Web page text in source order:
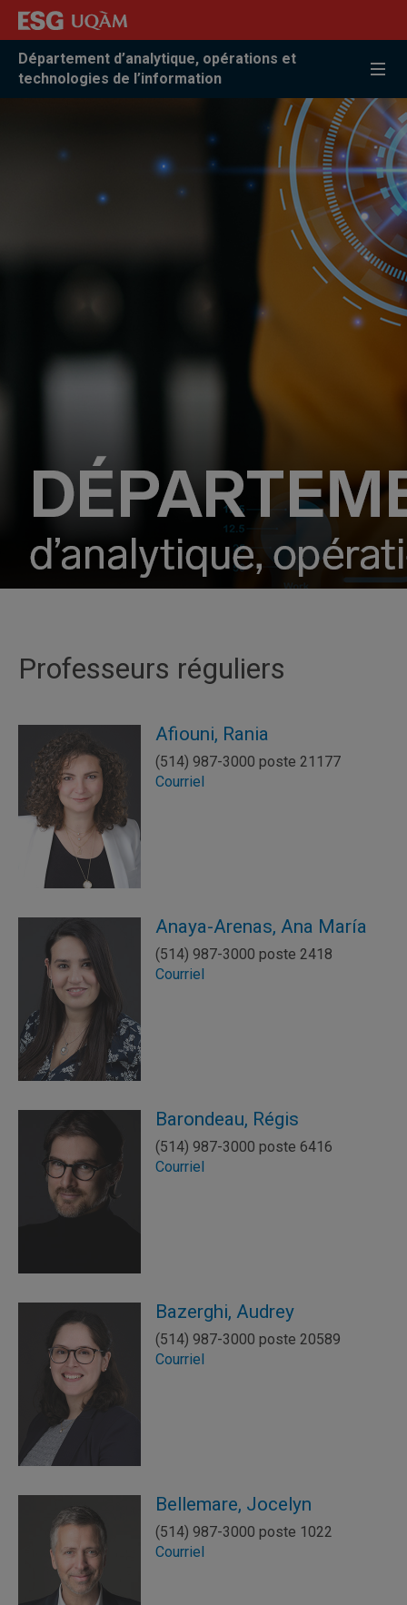
Accéder
recherche
Accéder
menu
pricipal
Accéder
zone
centrale
Département d’analytique, opérations et
technologies de l’information
Professeurs réguliers
Afiouni, Rania
(514) 987-3000 poste 21177
Courriel
Anaya-Arenas, Ana María
(514) 987-3000 poste 2418
Courriel
Barondeau, Régis
(514) 987-3000 poste 6416
Courriel
Bazerghi, Audrey
(514) 987-3000 poste 20589
Courriel
Bellemare, Jocelyn
(514) 987-3000 poste 1022
Courriel